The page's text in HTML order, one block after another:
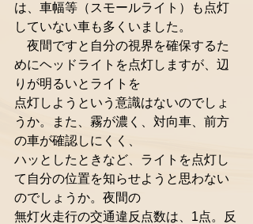
は、車幅等（スモールライト）も点灯
していない車も多くいました。
夜間ですと自分の視界を確保するた
めにヘッドライトを点灯しますが、辺
りが明るいとライトを
点灯しようという意識はないのでしょ
うか。また、霧が濃く、対向車、前方
の車が確認しにくく、
ハッとしたときなど、ライトを点灯し
て自分の位置を知らせようと思わない
のでしょうか。夜間の
無灯火走行の交通違反点数は、1点。反